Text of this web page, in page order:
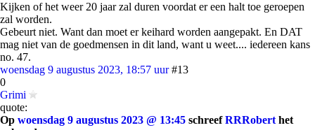
Kijken of het weer 20 jaar zal duren voordat er een halt toe geroepen
zal worden.
Gebeurt niet. Want dan moet er keihard worden aangepakt. En DAT
mag niet van de goedmensen in dit land, want u weet.... iedereen kans
no. 47.
woensdag 9 augustus 2023, 18:57 uur #13
0
Grimi
quote:
Op woensdag 9 augustus 2023 @ 13:45 schreefRRRobert het